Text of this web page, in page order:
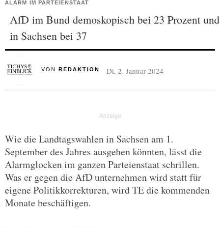
ALARM IM PARTEIENSTAAT
AfD im Bund demoskopisch bei 23 Prozent und
in Sachsen bei 37
VON REDAKTION Di, 2. Januar 2024
Wie die Landtagswahlen in Sachsen am 1.
September des Jahres ausgehen könnten, lässt die
Alarmglocken im ganzen Parteienstaat schrillen.
Was er gegen die AfD unternehmen wird statt für
eigene Politikkorrekturen, wird TE die kommenden
Monate beschäftigen.